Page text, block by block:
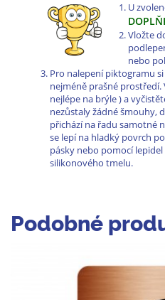
U
Vložte
nebo
Pro nalepení piktogramu
nejméně prašné
nejlépe na brýle ) a
nezůstaly žádné šmouhy,
přichází na řadu samotné
se lepí na hladký povrch
pásky nebo pomocí
silikonového tmelu.
Podobné